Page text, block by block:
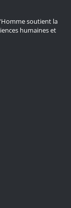
soutient la
humaines et